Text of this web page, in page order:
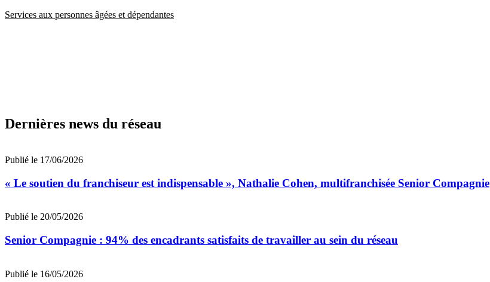
Services aux personnes âgées et dépendantes
Dernières news du réseau
Publié le 17/06/2026
« Le soutien du franchiseur est indispensable », Nathalie Cohen, multifranchisée Senior Compagnie
Publié le 20/05/2026
Senior Compagnie : 94% des encadrants satisfaits de travailler au sein du réseau
Publié le 16/05/2026